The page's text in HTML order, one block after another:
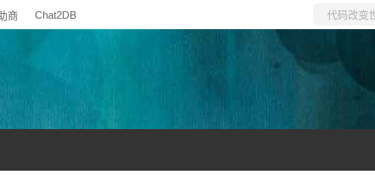
商 Chat2DB